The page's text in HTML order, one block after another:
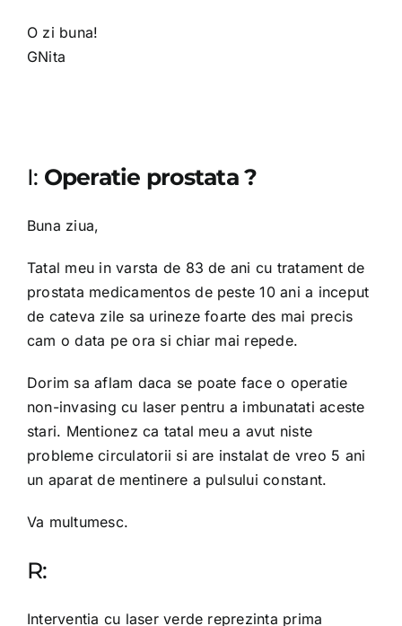
O zi buna!
GNita
I: Operatie prostata ?
Buna ziua,
Tatal meu in varsta de 83 de ani cu tratament de
prostata medicamentos de peste 10 ani a inceput
de cateva zile sa urineze foarte des mai precis
cam o data pe ora si chiar mai repede.
Dorim sa aflam daca se poate face o operatie
non-invasing cu laser pentru a imbunatati aceste
stari. Mentionez ca tatal meu a avut niste
probleme circulatorii si are instalat de vreo 5 ani
un aparat de mentinere a pulsului constant.
Va multumesc.
R:
Interventia cu laser verde reprezinta prima